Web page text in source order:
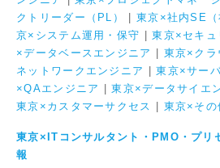
クトリーダー（PL）
東京×社内SE（
京×システム運用・保守 |東京×セキュ
×データベースエンジニア
東京×クラ
ネットワークエンジニア
|東京×サー
×QAエンジニア
|東京×データサイエ
東京×カスタマーサクセス
東京×その
東京×ITコンサルタント・PMO・プリ
報